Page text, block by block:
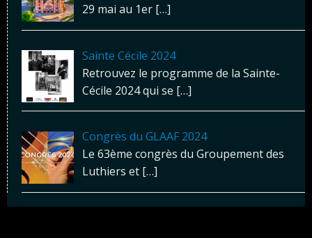
29 mai au 1er […]
Sainte Cécile 2024
Retrouvez le programme de la Sainte-
Cécile 2024 qui se […]
Congrès du GLAAF 2024
Le 63ème congrès du Groupement des
Luthiers et […]